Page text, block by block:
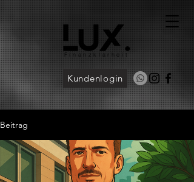
Finanzklarheit
Kundenlogin
Beitrag